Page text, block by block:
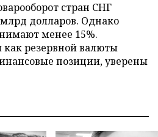
стран СНГ
млрд долларов. Однако
менее 15%.
как резервной валюты
позиции, уверены